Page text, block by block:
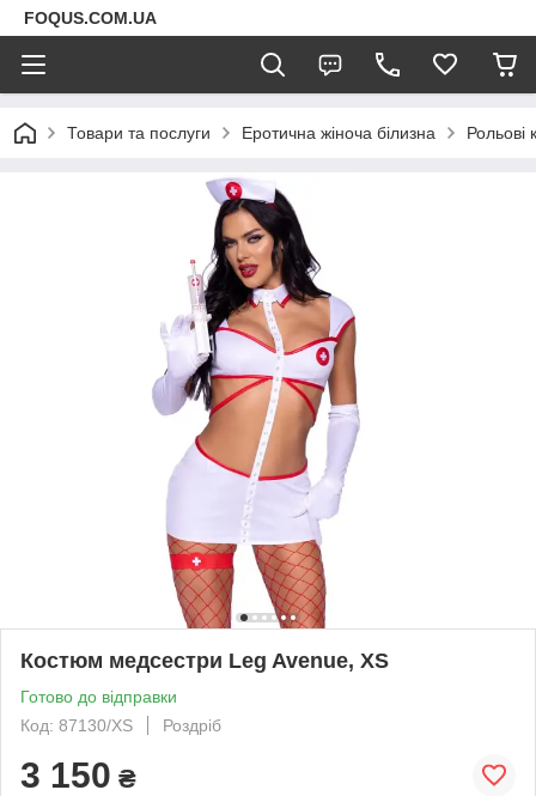
FOQUS.COM.UA
Товари та послуги Еротична жіноча білизна Рольові
Костюм медсестри Leg Avenue, XS
Готово до відправки
Код: 87130/XS
Роздріб
3 150 ₴